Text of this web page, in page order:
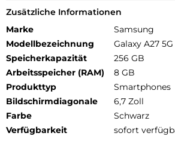
Zusätzliche Informationen
Marke
Samsung
Modellbezeichnung
Galaxy A27 5G
Speicherkapazität
256 GB
Arbeitsspeicher (RAM)
8 GB
Produkttyp
Smartphones
Bildschirmdiagonale
6,7 Zoll
Farbe
Schwarz
Verfügbarkeit
sofort